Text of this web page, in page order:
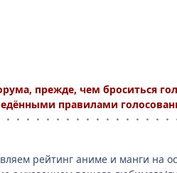
прежде, чем броситься
правилами
・・・・・・・・・・・・・・・・
рейтинг аниме и манги